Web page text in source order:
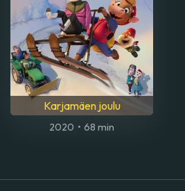
Karjamäen joulu
2020 • 68 min